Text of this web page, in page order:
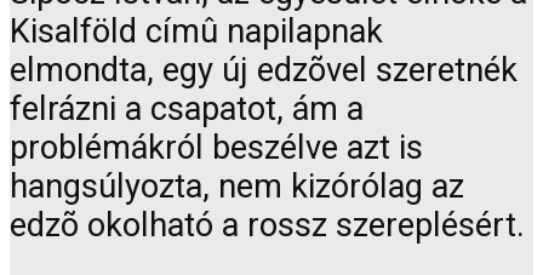
Kisalföld címû napilapnak
elmondta, egy új edzõvel szeretnék
felrázni a csapatot, ám a
problémákról beszélve azt is
hangsúlyozta, nem kizórólag az
edzõ okolható a rossz szereplésért.